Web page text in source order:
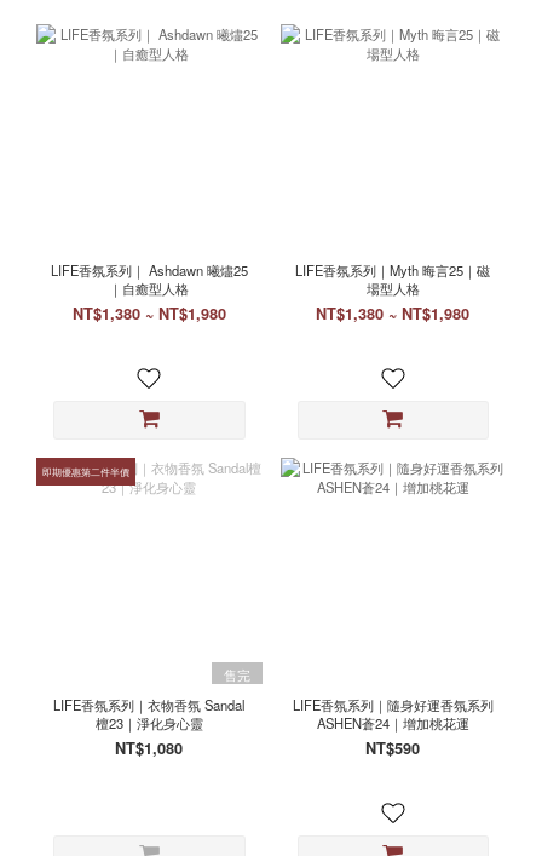
LIFE香氛系列｜ Ashdawn 曦燼25
｜自癒型人格
NT$1,380 ~ NT$1,980
LIFE香氛系列｜Myth 晦言25｜磁
場型人格
NT$1,380 ~ NT$1,980
即期優惠第二件半價
售完
LIFE香氛系列｜衣物香氛 Sandal
檀23｜淨化身心靈
NT$1,080
LIFE香氛系列｜隨身好運香氛系列
ASHEN蒼24｜增加桃花運
NT$590